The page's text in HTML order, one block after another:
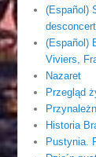
(Español)
(Español)
Viviers,
Nazaret
Przegląd
Historia
Pustynia.